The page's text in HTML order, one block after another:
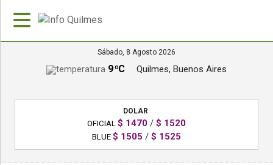
Sábado, 8 Agosto 2026
9 ºC Quilmes, Buenos Aires
DOLAR
OFICIAL $ 1470 / $ 1520
BLUE $ 1505 / $ 1525